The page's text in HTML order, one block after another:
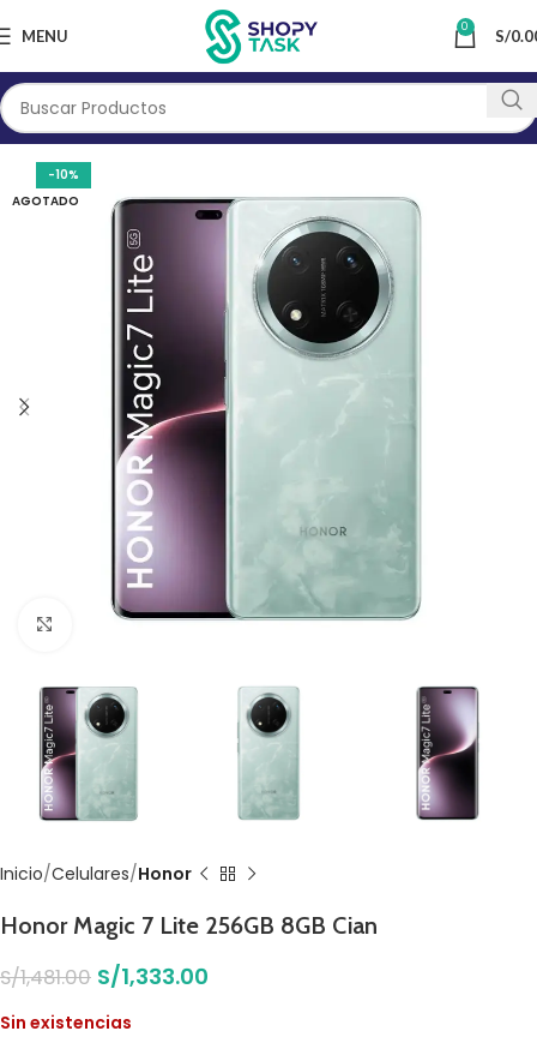
MENU 0 S/
-10%
AGOTADO
Click to enlarge
Inicio Celulares Honor
Honor Magic 7 Lite 256GB 8GB Cian
S/1,481.00 S/1,333.00
Sin existencias